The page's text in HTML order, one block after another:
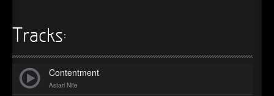
Oberer Totpunkt
Tracks:
Contentment
Astari Nite